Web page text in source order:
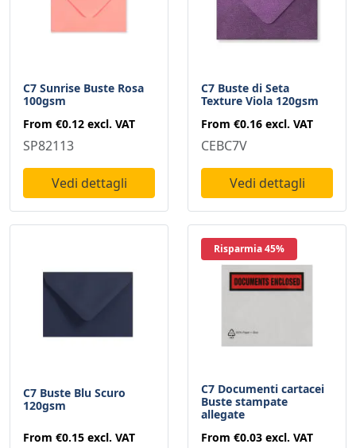
C7 Sunrise Buste Rosa
100gsm
From €0.12 excl. VAT
SP82113
Vedi dettagli
C7 Buste di Seta
Texture Viola 120gsm
From €0.16 excl. VAT
CEBC7V
Vedi dettagli
C7 Buste Blu Scuro
120gsm
From €0.15 excl. VAT
Risparmia 45%
C7 Documenti cartacei
Buste stampate
allegate
From €0.03 excl. VAT